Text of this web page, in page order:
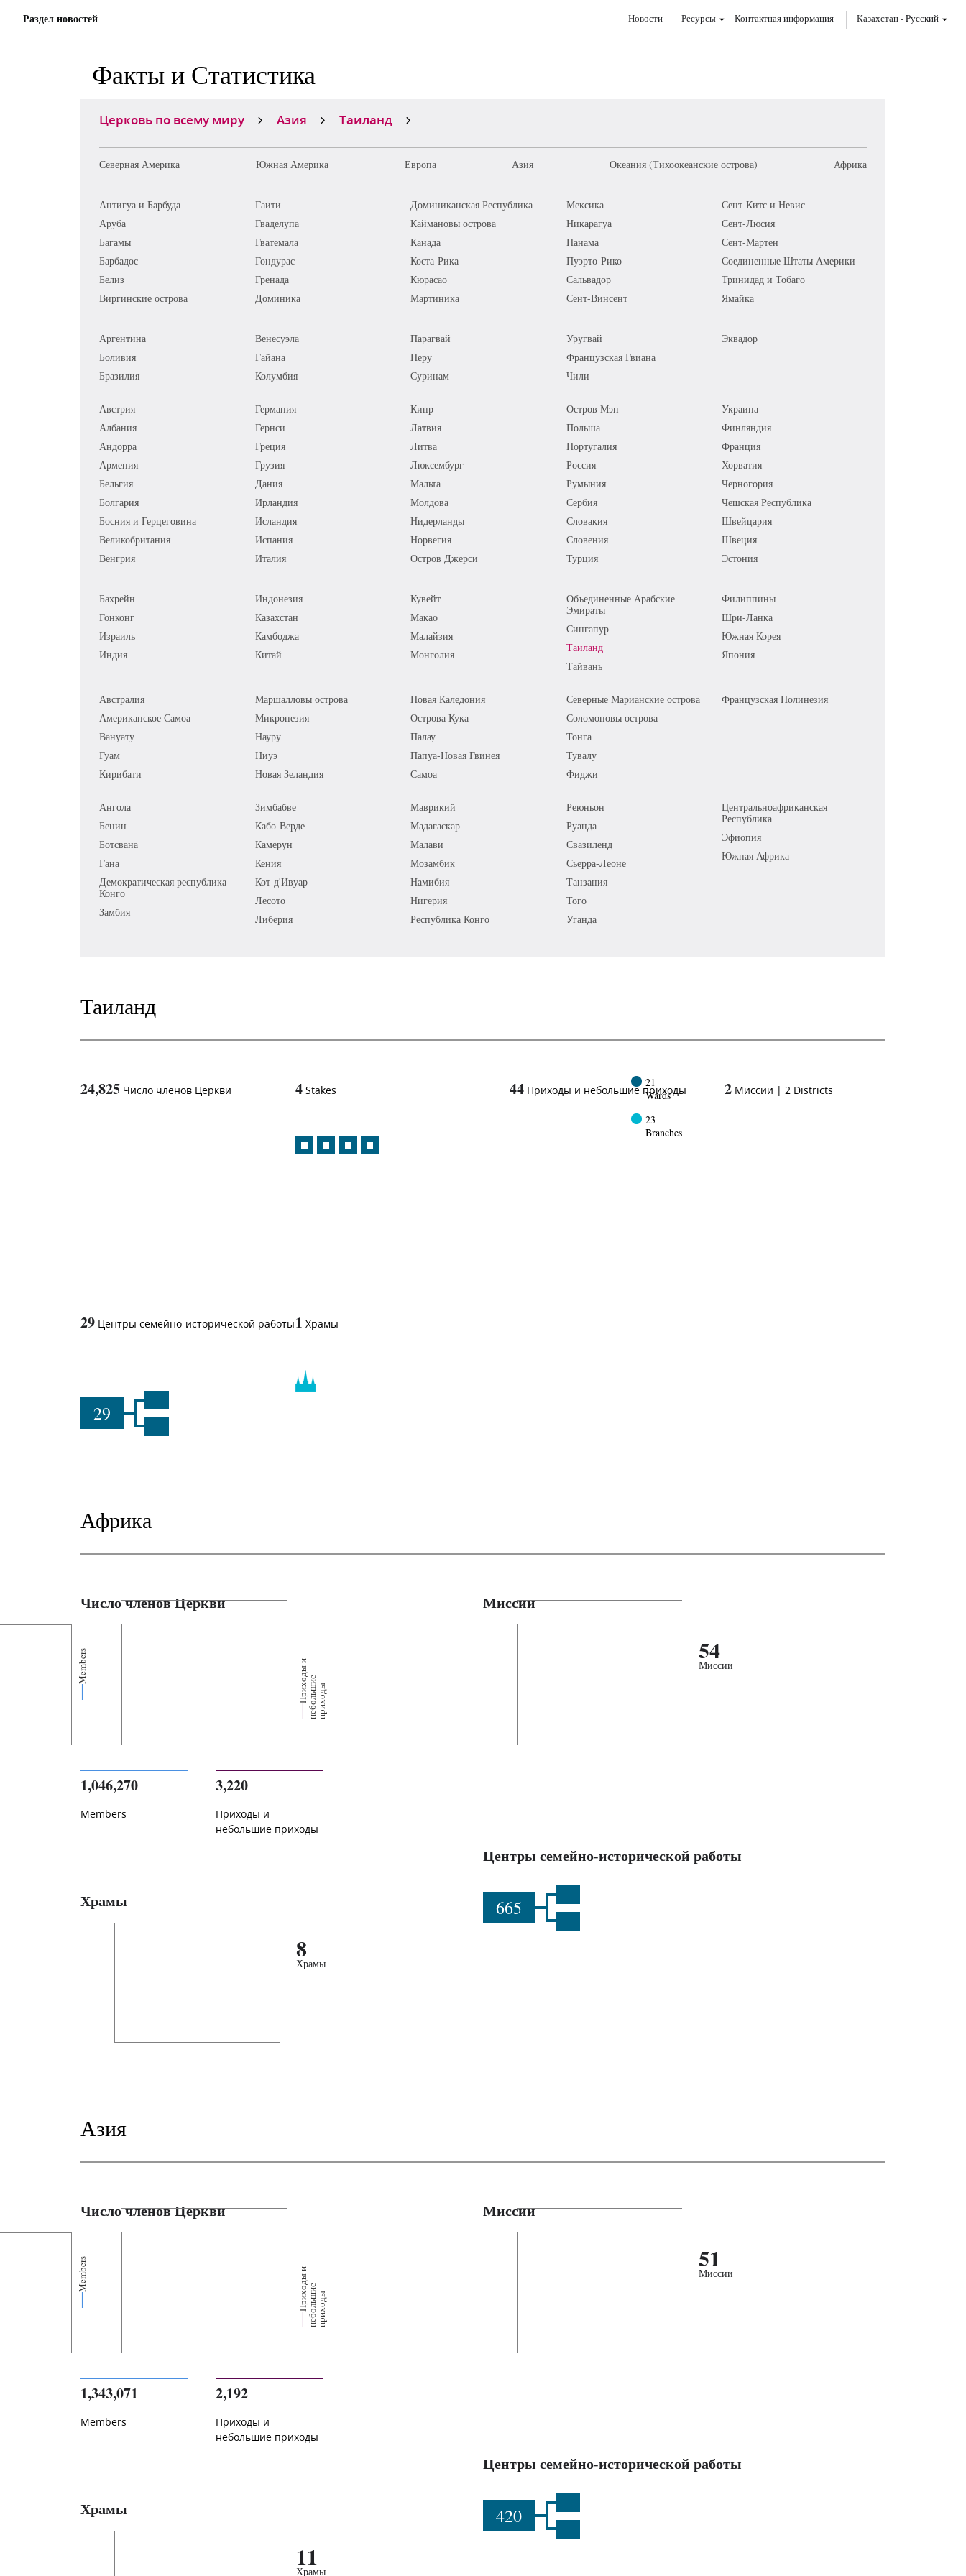
Раздел новостей Новости Ресурсы Контактная информация Казахстан-Pусский
Факты и Статистика
Церковь по всему миру Азия Таиланд
Северная Америка Южная Америка Европа Азия Океания (Тихоокеанские острова) Африка
Антигуа и Барбуда
Аруба
Багамы
Барбадос
Белиз
Виргинские острова
Гаити
Гваделупа
Гватемала
Гондурас
Гренада
Доминика
Доминиканская Республика
Каймановы острова
Канада
Коста-Рика
Кюрасао
Мартиника
Мексика
Никарагуа
Панама
Пуэрто-Рико
Сальвадор
Сент-Винсент
Сент-Китс и Невис
Сент-Люсия
Сент-Мартен
Соединенные Штаты Америки
Тринидад и Тобаго
Ямайка
Аргентина
Боливия
Бразилия
Венесуэла
Гайана
Колумбия
Парагвай
Перу
Суринам
Уругвай
Французская Гвиана
Чили
Эквадор
Австрия
Албания
Андорра
Армения
Бельгия
Болгария
Босния и Герцеговина
Великобритания
Венгрия
Германия
Гернси
Греция
Грузия
Дания
Ирландия
Исландия
Испания
Италия
Кипр
Латвия
Литва
Люксембург
Мальта
Молдова
Нидерланды
Норвегия
Остров Джерси
Остров Мэн
Польша
Португалия
Россия
Румыния
Сербия
Словакия
Словения
Турция
Украина
Финляндия
Франция
Хорватия
Черногория
Чешская Республика
Швейцария
Швеция
Эстония
Бахрейн
Гонконг
Израиль
Индия
Индонезия
Казахстан
Камбоджа
Китай
Кувейт
Макао
Малайзия
Монголия
Объединенные Арабские
Эмираты
Сингапур
Таиланд
Тайвань
Филиппины
Шри-Ланка
Южная Корея
Япония
Австралия
Американское Самоа
Вануату
Гуам
Кирибати
Маршалловы острова
Микронезия
Науру
Ниуэ
Новая Зеландия
Новая Каледония
Острова Кука
Палау
Папуа-Новая Гвинея
Самоа
Северные Марианские острова
Соломоновы острова
Тонга
Тувалу
Фиджи
Французская Полинезия
Ангола
Бенин
Ботсвана
Гана
Демократическая республика
Конго
Замбия
Зимбабве
Кабо-Верде
Камерун
Кения
Кот-д'Ивуар
Лесото
Либерия
Маврикий
Мадагаскар
Малави
Мозамбик
Намибия
Нигерия
Республика Конго
Реюньон
Руанда
Свазиленд
Сьерра-Леоне
Танзания
Того
Уганда
Центральноафриканская
Республика
Эфиопия
Южная Африка
Таиланд
24,825 Число членов Церкви 4 Stakes 44 Приходы и небольшие приходы
21
Wards
23
Branches
29 Центры семейно-исторической работы
29
1 Храмы
2 Миссии | 2 Districts
Африка
Число членов Церкви
Members П
р
их
о
д
ы
и
н
е
б
о
л
ьш
ие
п
р
и
х
о
ды
1,046,270
Members
3,220
Приходы и
небольшие приходы
Миссии
54
Миссии
Центры семейно-исторической работы
665
Храмы
8
Храмы
Азия
Число членов Церкви
Members П
р
их
о
д
ы
и
н
е
б
о
л
ьш
ие
п
р
и
х
о
ды
1,343,071
Members
2,192
Приходы и
небольшие приходы
Миссии
51
Миссии
Центры семейно-исторической работы
420
Храмы
11
Храмы